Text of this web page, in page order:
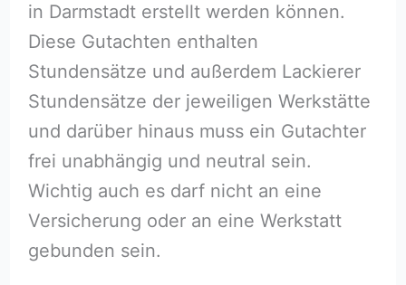
in Darmstadt erstellt werden können.
Diese Gutachten enthalten
Stundensätze und außerdem Lackierer
Stundensätze der jeweiligen Werkstätte
und darüber hinaus muss ein Gutachter
frei unabhängig und neutral sein.
Wichtig auch es darf nicht an eine
Versicherung oder an eine Werkstatt
gebunden sein.